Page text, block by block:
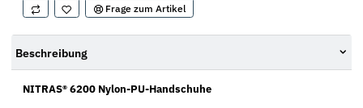
Frage zum Artikel
Beschreibung
NITRAS® 6200 Nylon-PU-Handschuhe